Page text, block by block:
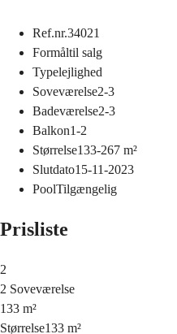
Ref.nr.34021
Formåltil salg
Typelejlighed
Soveværelse2-3
Badeværelse2-3
Balkon1-2
Størrelse133-267 m²
Slutdato15-11-2023
PoolTilgængelig
Prisliste
2
2 Soveværelse
133 m²
Størrelse133 m²